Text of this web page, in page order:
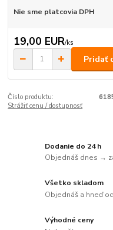
Nie sme platcovia DPH
19,00 EUR/ks
Pridať
Číslo produktu:
Strážiť cenu / dostupnosť
Dodanie do 24 h
Objednáš dnes →
Všetko skladom
Objednáš a hneď
Výhodné ceny